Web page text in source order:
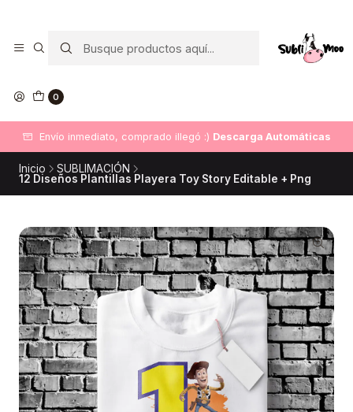
0
Envío inmediato, comprado illegó :) Descarga Automáticas
Inicio
SUBLIMACIÓN
12 Diseños Plantillas Playera Toy Story Editable + Png